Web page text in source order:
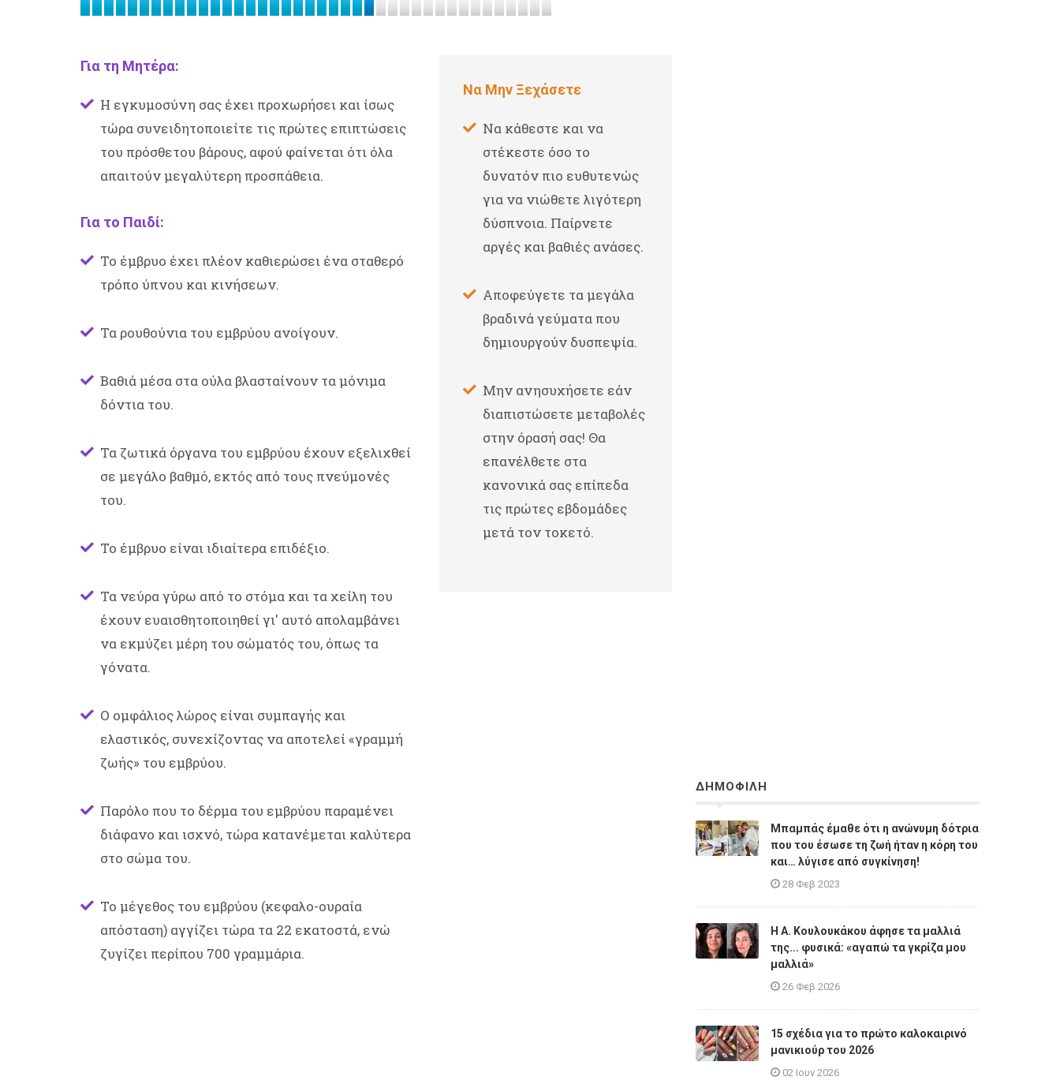
Να Μην Ξεχάσετε
Να κάθεστε και να
στέκεστε όσο το
δυνατόν πιο ευθυτενώς
για να νιώθετε λιγότερη
δύσπνοια. Παίρνετε
αργές και βαθιές ανάσες.
Aποφεύγετε τα μεγάλα
βραδινά γεύματα που
δημιουργούν δυσπεψία.
Μην ανησυχήσετε εάν
διαπιστώσετε μεταβολές
στην όρασή σας! Θα
επανέλθετε στα
κανονικά σας επίπεδα
τις πρώτες εβδομάδες
μετά τον τοκετό.
Για τη Μητέρα:
Η εγκυμοσύνη σας έχει προχωρήσει και ίσως
τώρα συνειδητοποιείτε τις πρώτες επιπτώσεις
του πρόσθετου βάρους, αφού φαίνεται ότι όλα
απαιτούν μεγαλύτερη προσπάθεια.
Για το Παιδί:
Το έμβρυο έχει πλέον καθιερώσει ένα σταθερό
τρόπο ύπνου και κινήσεων.
Τα ρουθούνια του εμβρύου ανοίγουν.
Βαθιά μέσα στα ούλα βλασταίνουν τα μόνιμα
δόντια του.
Τα ζωτικά όργανα του εμβρύου έχουν εξελιχθεί
σε μεγάλο βαθμό, εκτός από τους πνεύμονές
του.
Το έμβρυο είναι ιδιαίτερα επιδέξιο.
Τα νεύρα γύρω από το στόμα και τα χείλη του
έχουν ευαισθητοποιηθεί γι' αυτό απολαμβάνει
να εκμύζει μέρη του σώματός του, όπως τα
γόνατα.
Ο ομφάλιος λώρος είναι συμπαγής και
ελαστικός, συνεχίζοντας να αποτελεί «γραμμή
ζωής» του εμβρύου.
Παρόλο που το δέρμα του εμβρύου παραμένει
διάφανο και ισχνό, τώρα κατανέμεται καλύτερα
στο σώμα του.
Το μέγεθος του εμβρύου (κεφαλο-ουραία
απόσταση) αγγίζει τώρα τα 22 εκατοστά, ενώ
ζυγίζει περίπου 700 γραμμάρια.
ΔΗΜΟΦΙΛΗ
Μπαμπάς έμαθε ότι η ανώνυμη δότρια
που του έσωσε τη ζωή ήταν η κόρη του
και… λύγισε από συγκίνηση!
28 Φεβ 2023
Η A. Κουλουκάκου άφησε τα μαλλιά
της... φυσικά: «αγαπώ τα γκρίζα μου
μαλλιά»
26 Φεβ 2026
15 σχέδια για το πρώτο καλοκαιρινό
μανικιούρ του 2026
02 Ιουν 2026